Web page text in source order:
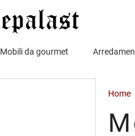
Mobili da gourmet
Home